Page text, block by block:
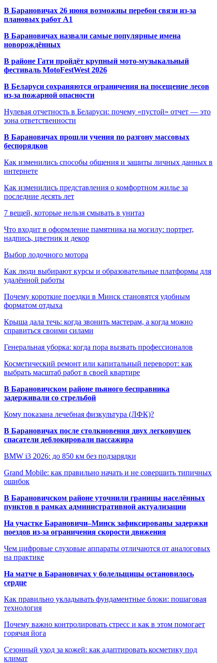
В Барановичах 26 июня возможны перебои связи из-за
плановых работ A1
В Барановичах назвали самые популярные имена
новорождённых
В районе Гати пройдёт крупный мото-музыкальный
фестиваль MotoFestWest 2026
В Беларуси сохраняются ограничения на посещение лесов
из-за пожарной опасности
Нулевая отчетность в Беларуси: почему «пустой» отчет — это
зона ответственности
В Барановичах прошли учения по разгону массовых
беспорядков
Как изменились способы общения и защиты личных данных в
интернете
Как изменились представления о комфортном жилье за
последние десять лет
7 вещей, которые нельзя смывать в унитаз
Что входит в оформление памятника на могилу: портрет,
надпись, цветник и декор
Выбор лодочного мотора
Как люди выбирают курсы и образовательные платформы для
удалённой работы
Почему короткие поездки в Минск становятся удобным
форматом отдыха
Крыша дала течь: когда звонить мастерам, а когда можно
справиться своими силами
Генеральная уборка: когда пора вызвать профессионалов
Косметический ремонт или капитальный переворот: как
выбрать масштаб работ в своей квартире
В Барановичском районе пьяного бесправника
задерживали со стрельбой
Кому показана лечебная физкультура (ЛФК)?
В Барановичах после столкновения двух легковушек
спасатели деблокировали пассажира
BMW i3 2026: до 850 км без подзарядки
Grand Mobile: как правильно начать и не совершить типичных
ошибок
В Барановичском районе уточнили границы населённых
пунктов в рамках административной актуализации
На участке Барановичи–Минск зафиксированы задержки
поездов из-за ограничения скорости движения
Чем цифровые слуховые аппараты отличаются от аналоговых
на практике
На матче в Барановичах у болельщицы остановилось
сердце
Как правильно укладывать фундаментные блоки: пошаговая
технология
Почему важно контролировать стресс и как в этом помогает
горячая йога
Сезонный уход за кожей: как адаптировать косметику под
климат